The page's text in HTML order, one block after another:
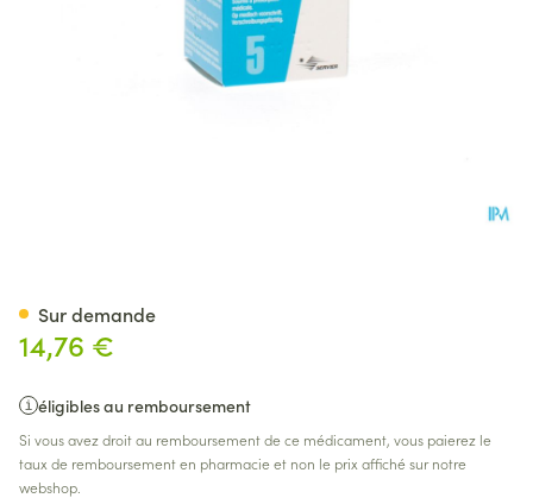
14,76 €
éligibles au remboursement
Si vous avez droit au remboursement de ce médicament, vous paierez le
taux de remboursement en pharmacie et non le prix affiché sur notre
webshop.
Sur demande